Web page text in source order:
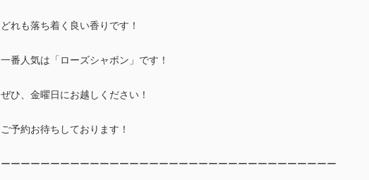
どれも落ち着く良い香りです！
一番人気は「ローズシャボン」です！
ぜひ、金曜日にお越しください！
ご予約お待ちしております！
ーーーーーーーーーーーーーーーーーーーーーーーーーーーーーーーーーー